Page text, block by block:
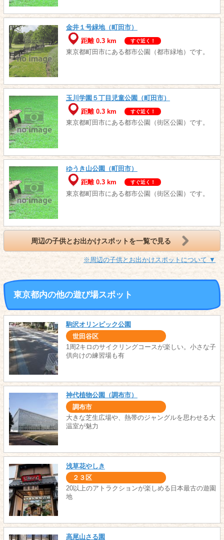
金井１号緑地（町田市）
距離 0.3 km
すぐ近く！
東京都町田市にある都市公園（都市緑地）です。
玉川学園５丁目児童公園（町田市）
距離 0.3 km
すぐ近く！
東京都町田市にある都市公園（街区公園）です。
ゆうき山公園（町田市）
距離 0.3 km
すぐ近く！
東京都町田市にある都市公園（街区公園）です。
周辺の子供とお出かけスポットを一覧で見る
※周辺の子供とお出かけスポットについて ▼
東京都内の他の遊び場スポット
駒沢オリンピック公園
世田谷区
1周2キロのサイクリングコースが楽しい。小さな子
供向けの練習場も有
神代植物公園（調布市）
調布市
大きな芝生広場や、熱帯のジャングルを思わせる大
温室が魅力
浅草花やしき
２３区
20以上のアトラクションが楽しめる日本最古の遊園
地
高尾山さる園